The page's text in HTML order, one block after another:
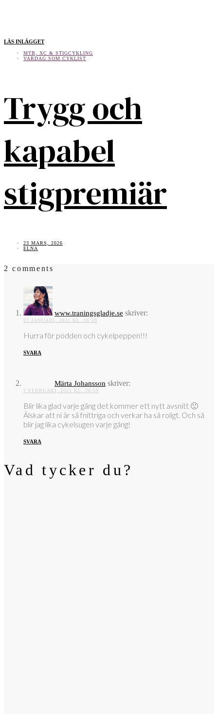
LÄS INLÄGGET
MTB, XC & STIGCYKLING
VARDAG SOM CYKLIST
Trygg och
kapabel
stigpremiär
23 MARS, 2026
ELNA
2 comments
www.traningsgladje.se skriver:
27 JANUARI, 2021 KL. 16:59
Hurra för podden och cykelpeppen!!!
SVARA
Märta Johansson skriver:
2 FEBRUARI, 2021 KL. 20:59
Blir lika glad varje gång det kommer ett nytt avsnitt 🙂
Älskar att ni är så fnittriga och verkar ha så roligt. Och så
blir jag lika cykelsugen varje gång!
SVARA
Vad tycker du?